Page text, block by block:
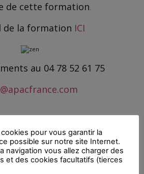
de cette formation.
de la formation ICI
au 04 78 52 61 75
pour vous garantir la
possible sur notre site Internet.
navigation vous allez charger des
et des cookies facultatifs (tierces